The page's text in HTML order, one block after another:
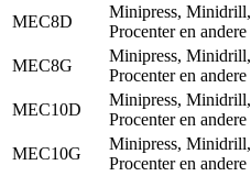
MEC8D
Minipress, Minidrill,
Procenter en andere
MEC8G
Minipress, Minidrill,
Procenter en andere
MEC10D
Minipress, Minidrill,
Procenter en andere
MEC10G
Minipress, Minidrill,
Procenter en andere